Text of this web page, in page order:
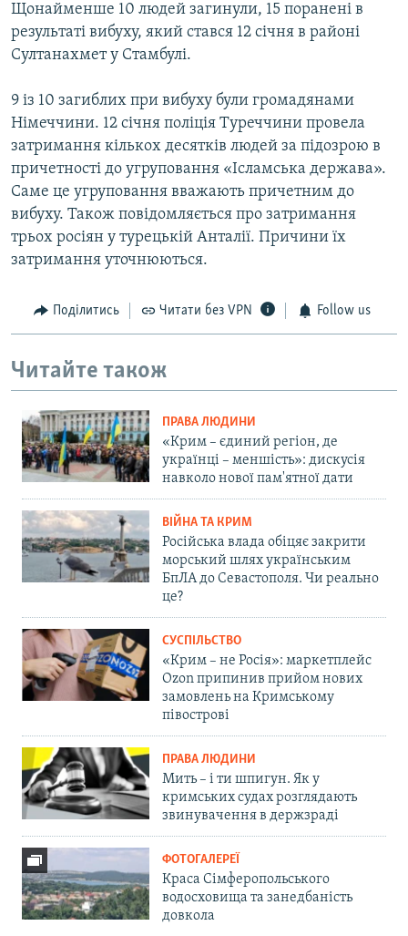
Щонайменше 10 людей загинули, 15 поранені в
результаті вибуху, який стався 12 січня в районі
Султанахмет у Стамбулі.
9 із 10 загиблих при вибуху були громадянами
Німеччини. 12 січня поліція Туреччини провела
затримання кількох десятків людей за підозрою в
причетності до угруповання «Ісламська держава».
Саме це угруповання вважають причетним до
вибуху. Також повідомляється про затримання
трьох росіян у турецькій Анталії. Причини їх
затримання уточнюються.
Поділитись Читати без VPN Follow us
Читайте також
ПРАВА ЛЮДИНИ
«Крим – єдиний регіон, де
українці – меншість»: дискусія
навколо нової пам'ятної дати
ВІЙНА ТА КРИМ
Російська влада обіцяє закрити
морський шлях українським
БпЛА до Севастополя. Чи реально
це?
СУСПІЛЬСТВО
«Крим – не Росія»: маркетплейс
Ozon припинив прийом нових
замовлень на Кримському
півострові
ПРАВА ЛЮДИНИ
Мить – і ти шпигун. Як у
кримських судах розглядають
звинувачення в держзраді
ФОТОГАЛЕРЕЇ
Краса Сімферопольського
водосховища та занедбаність
довкола